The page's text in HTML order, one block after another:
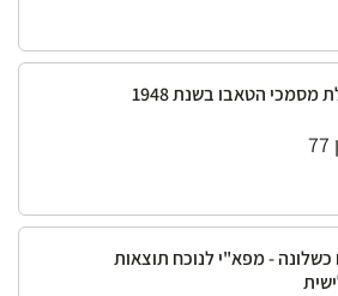
הטאבו בשנת 1948
- מפא"י לנוכח תוצאות